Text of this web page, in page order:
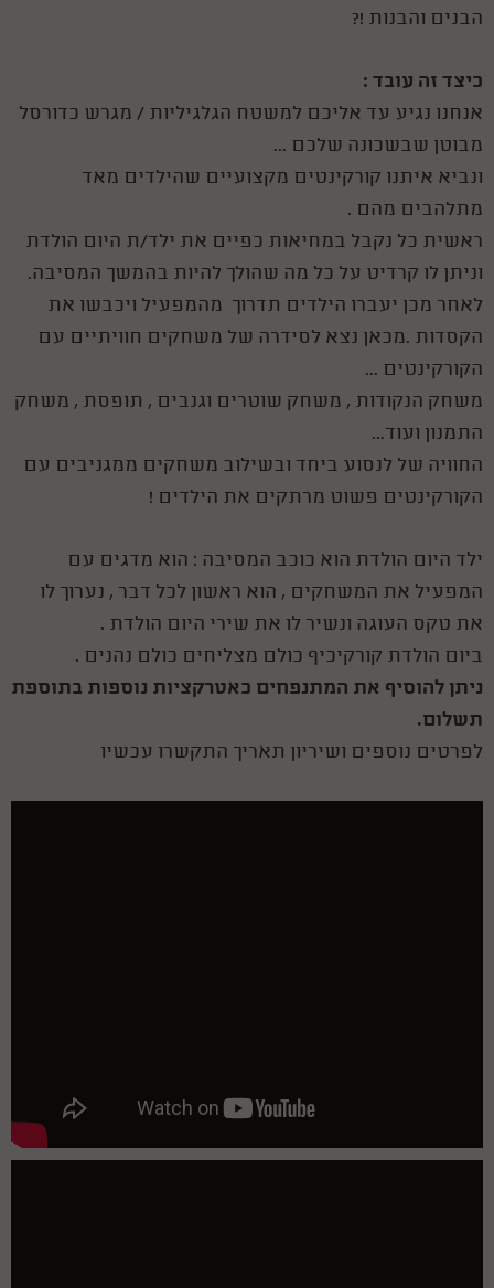
הבנים והבנות !?
כיצד זה עובד :
אנחנו נגיע עד אליכם למשטח הגלגיליות / מגרש כדורסל
מבוטן שבשכונה שלכם ...
ונביא איתנו קורקינטים מקצועיים שהילדים מאד
מתלהבים מהם .
ראשית כל נקבל במחיאות כפיים את ילד/ת היום הולדת
וניתן לו קרדיט על כל מה שהולך להיות בהמשך המסיבה.
לאחר מכן יעברו הילדים תדרוך מהמפעיל ויכבשו את
הקסדות .מכאן נצא לסידרה של משחקים חוויתיים עם
הקורקינטים ...
משחק הנקודות , משחק שוטרים וגנבים , תופסת , משחק
התמנון ועוד...
החוויה של לנסוע ביחד ובשילוב משחקים ממגניבים עם
הקורקינטים פשוט מרתקים את הילדים !
ילד היום הולדת הוא כוכב המסיבה : הוא מדגים עם
המפעיל את המשחקים , הוא ראשון לכל דבר , נערוך לו
את טקס העוגה ונשיר לו את שירי היום הולדת .
ביום הולדת קורקיכיף כולם מצליחים כולם נהנים .
ניתן להוסיף את המתנפחים כאטרקציות נוספות בתוספת
תשלום.
לפרטים נוספים ושיריון תאריך התקשרו עכשיו